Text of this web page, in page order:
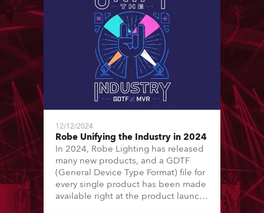
12/12/2024
Robe Unifying the Industry in 2024
In 2024, Robe Lighting has released
many new products, and a GDTF
(General Device Type Format) file for
every single product has been made
available right at the product launch.